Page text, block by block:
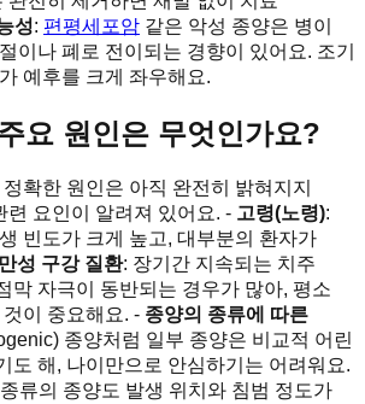
성: 편평세포암 같은 악성 종양은 병이
이나 폐로 전이되는 경향이 있어요. 조기
예후를 크게 좌우해요.
요 원인은 무엇인가요?
확한 원인은 아직 완전히 밝혀지지
련 요인이 알려져 있어요. - 고령(노령):
빈도가 크게 높고, 대부분의 환자가
만성 구강 질환: 장기간 지속되는 치주
막 자극이 동반되는 경우가 많아, 평소
이 중요해요. - 종양의 종류에 따른
종양처럼 일부 종양은 비교적 어린
도 해, 나이만으로 안심하기는 어려워요.
류의 종양도 발생 위치와 침범 정도가